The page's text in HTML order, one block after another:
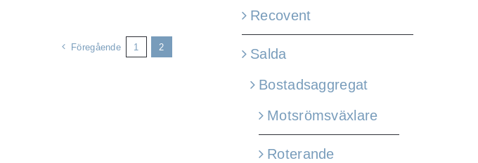
Föregående 1 2
Recovent
Salda
Bostadsaggregat
Motsrömsväxlare
Roterande